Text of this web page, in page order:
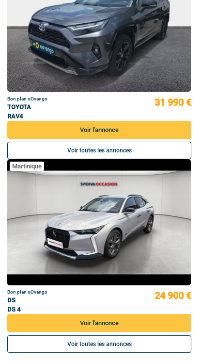
Bon plan oOvango
TOYOTA
RAV4
31 990 €
Voir l'annonce
Voir toutes les annonces
Martinique
Bon plan oOvango
DS
DS 4
24 900 €
Voir l'annonce
Voir toutes les annonces